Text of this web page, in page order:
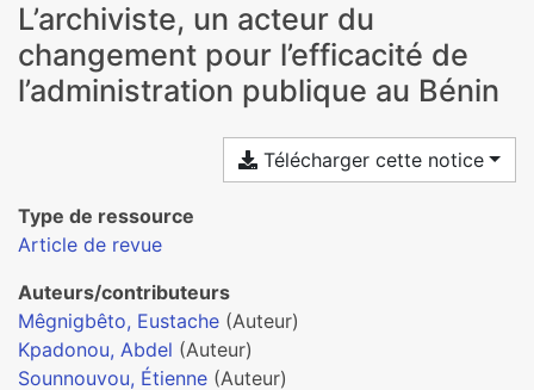
L’archiviste, un acteur du
changement pour l’efficacité de
l’administration publique au Bénin
Télécharger cette notice
Type de ressource
Article de revue
Auteurs/contributeurs
Mêgnigbêto, Eustache (Auteur)
Kpadonou, Abdel (Auteur)
Sounnouvou, Étienne (Auteur)